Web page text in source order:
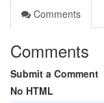
Comments
Comments
Submit a Comment
No HTML